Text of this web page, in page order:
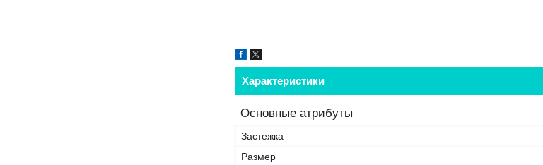
Характеристики
Основные атрибуты
Застежка
Размер